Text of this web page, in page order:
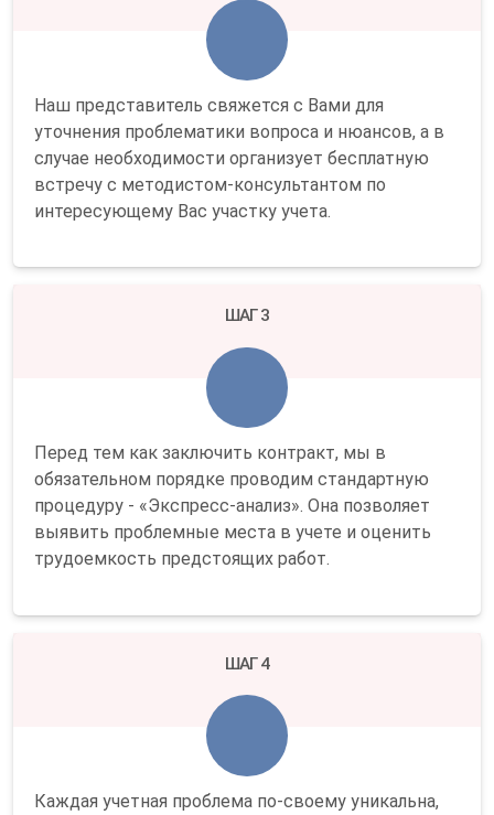
Наш представитель свяжется с Вами для
уточнения проблематики вопроса и нюансов, а в
случае необходимости организует бесплатную
встречу с методистом-консультантом по
интересующему Вас участку учета.
ШАГ 3
Перед тем как заключить контракт, мы в
обязательном порядке проводим стандартную
процедуру - «Экспресс-анализ». Она позволяет
выявить проблемные места в учете и оценить
трудоемкость предстоящих работ.
ШАГ 4
Каждая учетная проблема по-своему уникальна,